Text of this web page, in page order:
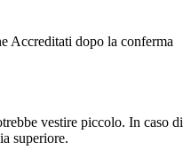
Accreditati dopo la conferma
vestire piccolo. In caso di
superiore.